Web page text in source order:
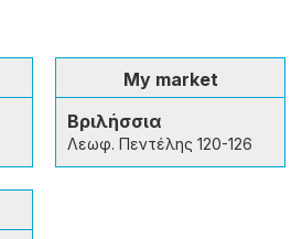
My market
Βριλήσσια
Λεωφ. Πεντέλης 120-126